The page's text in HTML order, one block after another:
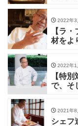
2022年3
【ラ
材をよ
2022年1
【特
で、そ
2021年8
シェフ